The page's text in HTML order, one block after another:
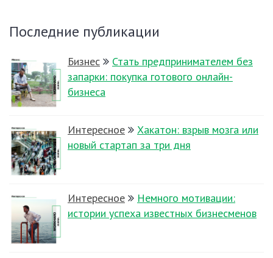
Последние публикации
Бизнес
Стать предпринимателем без
запарки: покупка готового онлайн-
бизнеса
Интересное
Хакатон: взрыв мозга или
новый стартап за три дня
Интересное
Немного мотивации:
истории успеха известных бизнесменов